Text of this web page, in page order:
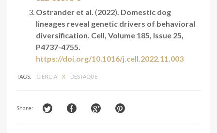
Ostrander et al. (2022). Domestic dog
lineages reveal genetic drivers of behavioral
diversification. Cell, Volume 185, Issue 25,
P4737-4755.
https://doi.org/10.1016/j.cell.2022.11.003
TAGS: CIÊNCIA X DESTAQUE
Share: